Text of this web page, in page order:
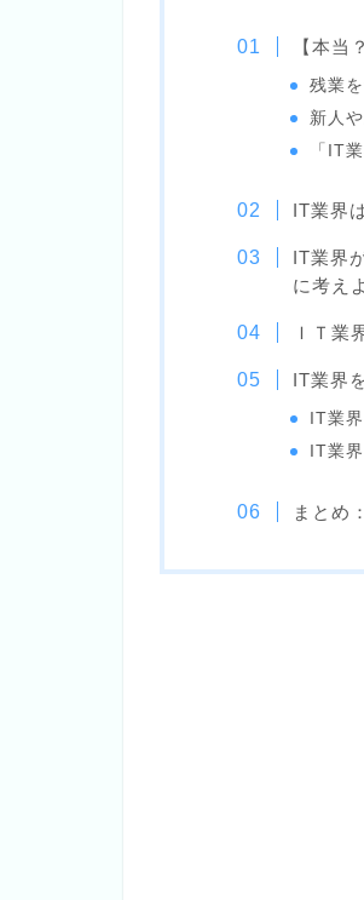
【本当
残業
新人
「IT
IT業界
IT業界
に考え
ＩＴ業
IT業界
IT業
IT業
まとめ